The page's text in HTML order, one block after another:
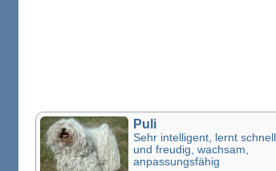
Puli
Sehr intelligent, lernt schnell
und freudig, wachsam,
anpassungsfähig